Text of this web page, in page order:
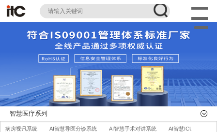
智慧医疗系列
病房视讯系统 AI智慧导医分诊系统 AI智慧手术对讲系统 AI智慧ICU探视系统